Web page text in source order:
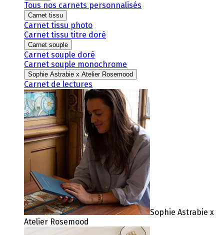
Tous nos carnets personnalisés
Carnet tissu
Carnet tissu photo
Carnet tissu titre doré
Carnet souple
Carnet souple doré
Carnet souple monochrome
Sophie Astrabie x Atelier Rosemood
Carnet de lectures
Sophie Astrabie x
Atelier Rosemood